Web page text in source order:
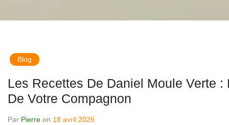
Blog
Les Recettes De Daniel Moule Verte :
De Votre Compagnon
Par Pierre on 18 avril 2026